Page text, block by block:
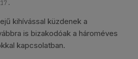
kihívással küzdenek a
is bizakodóak a hároméves
kapcsolatban.